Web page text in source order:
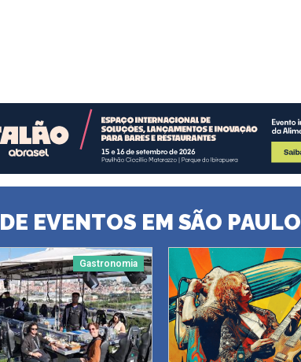
EVENTOS EM SÃO PAULO
Gastronomia